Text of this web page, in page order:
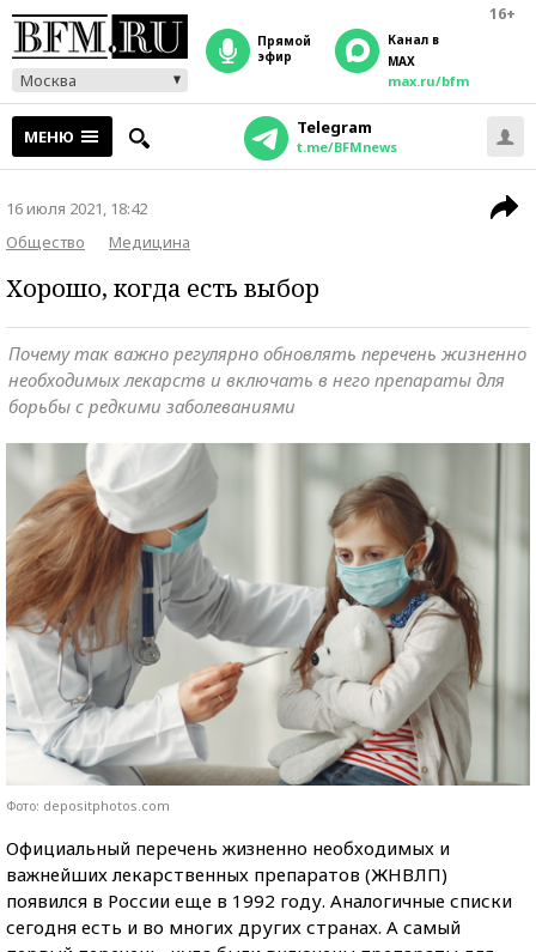
16+
Москва
прямой
эфир
Канал в
MAX
max.ru/bfm
МЕНЮ Telegram
t.me/BFMnews
16 июля 2021, 18:42
Общество
Медицина
Хорошо, когда есть выбор
Почему так важно регулярно обновлять перечень жизненно
необходимых лекарств и включать в него препараты для
борьбы с редкими заболеваниями
Фото: depositphotos.com
Официальный перечень жизненно необходимых и
важнейших лекарственных препаратов (ЖНВЛП)
появился в России еще в 1992 году. Аналогичные списки
сегодня есть и во многих других странах. А самый